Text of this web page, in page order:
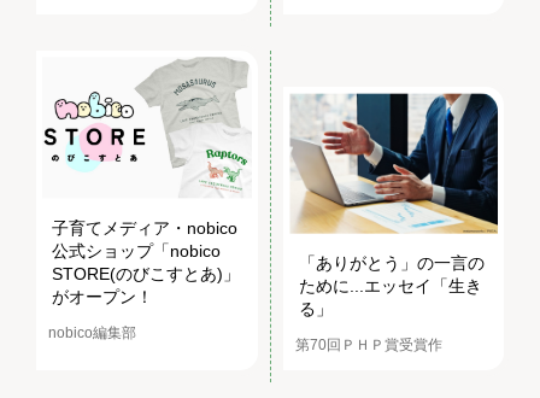
子育てメディア・nobico
公式ショップ「nobico
STORE(のびこすとあ)」
がオープン！
nobico編集部
「ありがとう」の一言の
ために...エッセイ「生き
る」
第70回ＰＨＰ賞受賞作